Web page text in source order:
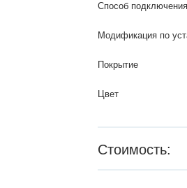
Способ подключения
Модификация по
Покрытие
Цвет
Стоимость: